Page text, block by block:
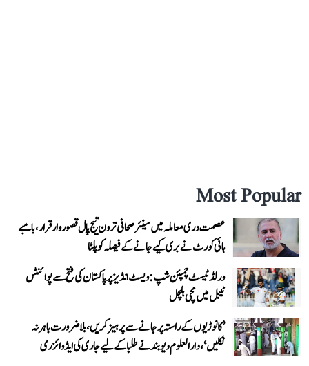
Most Popular
عصمت دری معاملہ میں سینئر صحافی ترون تیج پال قصوروار قرار، بامبے
ہائی کورٹ نے بری کیے جانے کے فیصلہ کو پلٹا
ورلڈ ٹیسٹ چمپئن شپ: ویسٹ انڈیز پر پاکستان کی فتح سے پوائنٹس
ٹیبل میں مچی ہلچل
’کانوڑیوں کے راستہ پر جانے سے پرہیز کریں، بلاضرورت باہر نہ
نکلیں‘، دارالعلوم دیوبند نے طلبا کے لیے جاری کی ایڈوائزری